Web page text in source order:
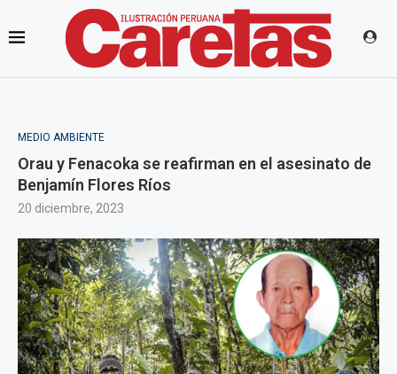
MEDIO AMBIENTE
Orau y Fenacoka se reafirman en el asesinato de
Benjamín Flores Ríos
20 diciembre, 2023